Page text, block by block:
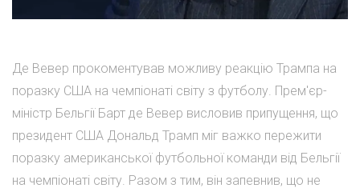
Де Вевер прокоментував можливу реакцію Трампа на
поразку США на чемпіонаті світу з футболу. Прем'єр-
міністр Бельгії Барт де Вевер висловив припущення, що
президент США Дональд Трамп міг важко пережити
поразку американської футбольної команди від Бельгії
на чемпіонаті світу. Разом з тим, він запевнив, що не